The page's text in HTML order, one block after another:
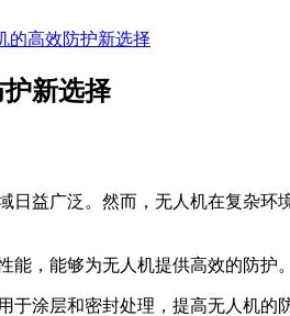
的高效防护新选择
新选择
益广泛。然而，无人机在复杂环
，能够为无人机提供高效的防护
涂层和密封处理，提高无人机的